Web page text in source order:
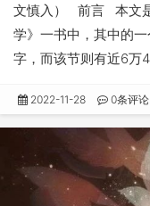
文慎入） 前言 本文
学》一书中，其中的
字，而该节则有近6万
2022-11-28 0条评论